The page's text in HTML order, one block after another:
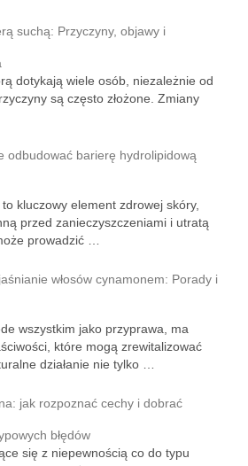
suchą: Przyczyny, objawy i
dotykają wiele osób, niezależnie od
są często złożone. Zmiany
odbudować barierę hydrolipidową
kluczowy element zdrowej skóry,
przed zanieczyszczeniami i utratą
prowadzić …
włosów cynamonem: Porady i
wszystkim jako przyprawa, ma
które mogą zrewitalizować
działanie nie tylko …
jak rozpoznać cechy i dobrać
błędów
się z niepewnością co do typu